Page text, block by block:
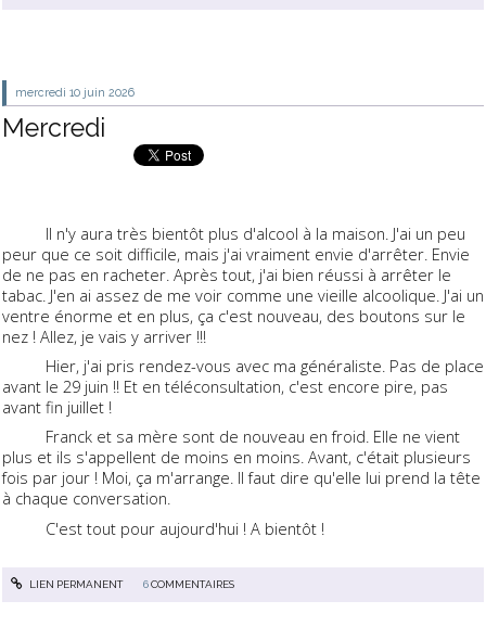
mercredi 10 juin 2026
Mercredi
Il n'y aura très bientôt plus d'alcool à la maison. J'ai un peu
peur que ce soit difficile, mais j'ai vraiment envie d'arrêter. Envie
de ne pas en racheter. Après tout, j'ai bien réussi à arrêter le
tabac. J'en ai assez de me voir comme une vieille alcoolique. J'ai un
ventre énorme et en plus, ça c'est nouveau, des boutons sur le
nez ! Allez, je vais y arriver !!!
Hier, j'ai pris rendez-vous avec ma généraliste. Pas de place
avant le 29 juin !! Et en téléconsultation, c'est encore pire, pas
avant fin juillet !
Franck et sa mère sont de nouveau en froid. Elle ne vient
plus et ils s'appellent de moins en moins. Avant, c'était plusieurs
fois par jour ! Moi, ça m'arrange. Il faut dire qu'elle lui prend la tête
à chaque conversation.
C'est tout pour aujourd'hui ! A bientôt !
LIEN PERMANENT 6COMMENTAIRES